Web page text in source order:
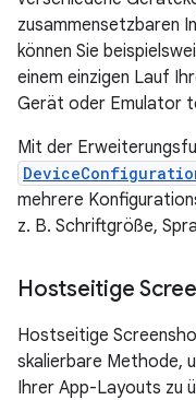
zusammensetzbaren
können Sie
einem einzigen Lauf
Gerät oder Emulator
Mit der
mehrere
z. B. Schriftgröße,
Hostseitige
Hostseitige
skalierbare Methode,
Ihrer App-Layouts zu